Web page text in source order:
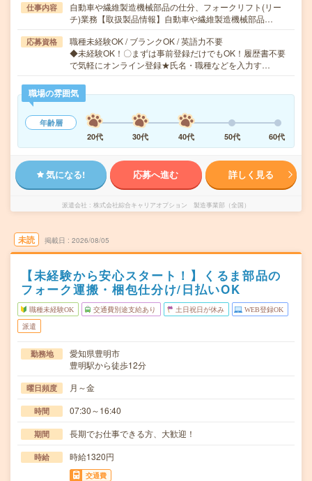
仕事内容
自動車や繊維製造機械部品の仕分、フォークリフト(リー
チ)業務【取扱製品情報】自動車や繊維製造機械部品…
応募資格
職種未経験OK / ブランクOK / 英語力不要
◆未経験OK！〇まずは事前登録だけでもOK！履歴書不要
で気軽にオンライン登録★氏名・職種などを入力す…
職場の雰囲気
年齢層
20代
30代 40代 50代 60代
気になる! 応募へ進む 詳しく見る
派遣会社 株式会社綜合キャリアオプション 製造事業部（全国）
未読 掲載日 2026/08/05
【未経験から安心スタート！】くるま部品の
フォーク運搬・梱包仕分け/日払いOK
職種未経験OK 交通費別途支給あり 土日祝日が休み WEB登録OK
派遣
勤務地
愛知県豊明市
豊明駅から徒歩12分
曜日頻度 月～金
時間 07:30～16:40
期間 長期でお仕事できる方、大歓迎！
時給 時給1320円
交通費